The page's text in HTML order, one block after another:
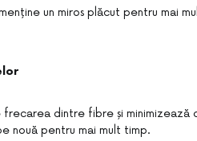
un miros plăcut pentru mai
frecarea dintre fibre și
nouă pentru mai mult timp.